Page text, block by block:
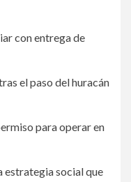
con entrega de
el paso del huracán
para operar en
estrategia social que